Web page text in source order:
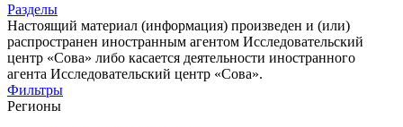
Разделы
Настоящий материал (информация) произведен и (или)
распространен иностранным агентом Исследовательский
центр «Сова» либо касается деятельности иностранного
агента Исследовательский центр «Сова».
Фильтры
Регионы